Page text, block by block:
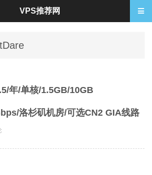
年/单核/1.5GB/10GB
洛杉矶机房/可选CN2 GIA线路
VPS推荐网